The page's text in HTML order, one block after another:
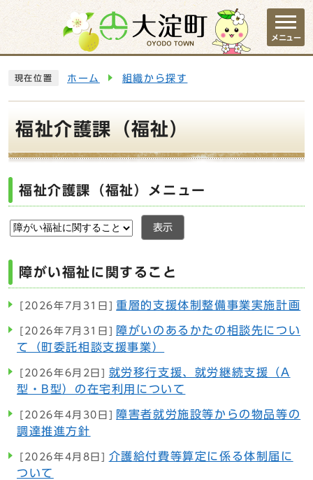
ページの先頭です
メニュー
現在位置 ホーム 組織から探す
福祉介護課（福祉）
福祉介護課（福祉）メニュー
表示
障がい福祉に関すること
[2026年7月31日] 重層的支援体制整備事業実施計画
[2026年7月31日]
障がいのあるかたの相談先につい
て（町委託相談支援事業）
[2026年6月2日]
就労移行支援、就労継続支援（A
型・B型）の在宅利用について
[2026年4月30日]
障害者就労施設等からの物品等の
調達推進方針
[2026年4月8日]
介護給付費等算定に係る体制届に
ついて